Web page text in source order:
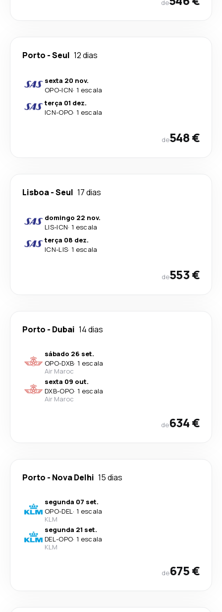
de
Porto -Seul 12 dias
sexta 20 nov.
OPO-ICN· 1 escala
terça 01 dez.
ICN-OPO· 1 escala
de548 €
Lisboa-Seul 17 dias
domingo 22 nov.
LIS-ICN· 1 escala
terça 08 dez.
ICN-LIS· 1 escala
de553 €
Porto - Dubai 14 dias
sábado 26 set.
OPO-DXB· 1 escala
Air Maroc
sexta 09 out.
DXB-OPO· 1 escala
Air Maroc
de634 €
Porto - Nova Delhi 15 dias
segunda 07 set.
OPO-DEL· 1 escala
KLM
segunda 21 set.
DEL-OPO· 1 escala
KLM
de675 €